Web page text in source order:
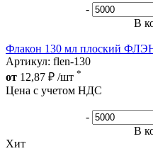
-
В
Флакон 130 мл плоский
Артикул: flen-130
от 12,87 ₽ /шт *
Цена с учетом НДС
-
В
Хит